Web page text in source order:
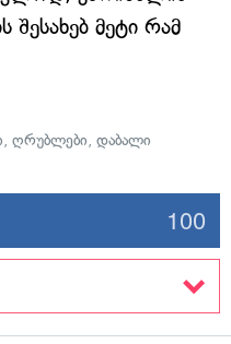
მეტი რამ
, ღრუბლები, დაბალი
100